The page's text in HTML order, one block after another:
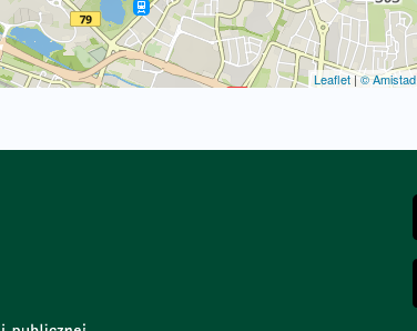
Leaflet|© Amistad